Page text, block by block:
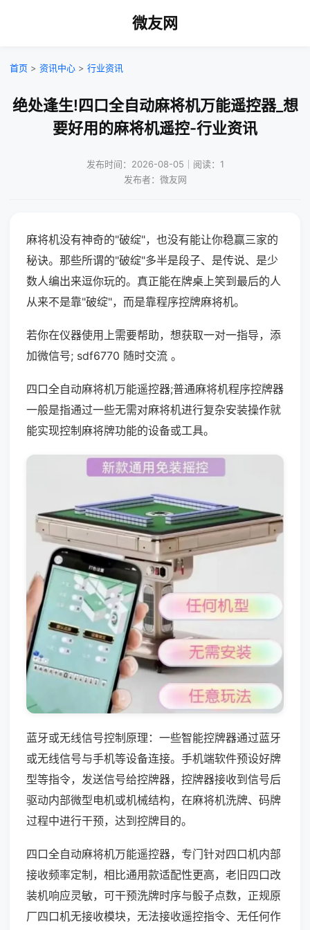
微友网
首页 > 资讯中心 > 行业资讯
绝处逢生!四口全自动麻将机万能遥控器_想
要好用的麻将机遥控-行业资讯
发布时间：2026-08-05｜阅读：1
发布者：微友网
麻将机没有神奇的"破绽"，也没有能让你稳赢三家的
秘诀。那些所谓的"破绽"多半是段子、是传说、是少
数人编出来逗你玩的。真正能在牌桌上笑到最后的人
从来不是靠"破绽"，而是靠程序控牌麻将机。
若你在仪器使用上需要帮助，想获取一对一指导，添
加微信号; sdf6770 随时交流 。
四口全自动麻将机万能遥控器;普通麻将机程序控牌器
一般是指通过一些无需对麻将机进行复杂安装操作就
能实现控制麻将牌功能的设备或工具。
蓝牙或无线信号控制原理：一些智能控牌器通过蓝牙
或无线信号与手机等设备连接。手机端软件预设好牌
型等指令，发送信号给控牌器，控牌器接收到信号后
驱动内部微型电机或机械结构，在麻将机洗牌、码牌
过程中进行干预，达到控牌目的。
四口全自动麻将机万能遥控器，专门针对四口机内部
接收频率定制，相比通用款适配性更高，老旧四口改
装机响应灵敏，可干预洗牌时序与骰子点数，正规原
厂四口机无接收模块，无法接收遥控指令、无任何作